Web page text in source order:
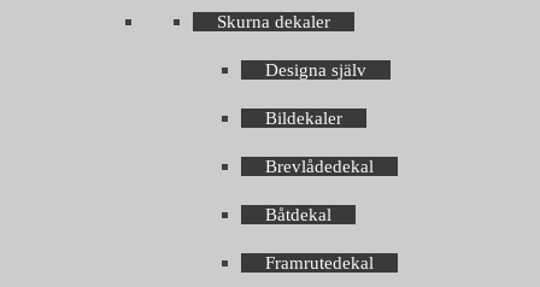
Skurna dekaler
Designa själv
Bildekaler
Brevlådedekal
Båtdekal
Framrutedekal